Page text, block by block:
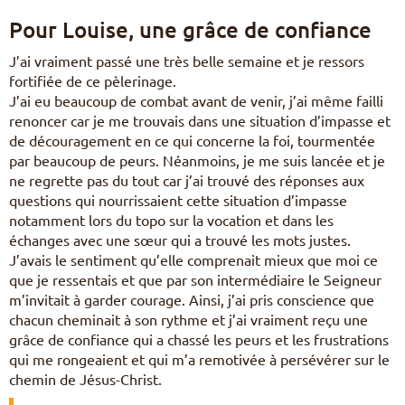
Pour Louise, une grâce de confiance
J’ai vraiment passé une très belle semaine et je ressors
fortifiée de ce pèlerinage.
J’ai eu beaucoup de combat avant de venir, j’ai même failli
renoncer car je me trouvais dans une situation d’impasse et
de découragement en ce qui concerne la foi, tourmentée
par beaucoup de peurs. Néanmoins, je me suis lancée et je
ne regrette pas du tout car j’ai trouvé des réponses aux
questions qui nourrissaient cette situation d’impasse
notamment lors du topo sur la vocation et dans les
échanges avec une sœur qui a trouvé les mots justes.
J’avais le sentiment qu’elle comprenait mieux que moi ce
que je ressentais et que par son intermédiaire le Seigneur
m’invitait à garder courage. Ainsi, j’ai pris conscience que
chacun cheminait à son rythme et j’ai vraiment reçu une
grâce de confiance qui a chassé les peurs et les frustrations
qui me rongeaient et qui m’a remotivée à persévérer sur le
chemin de Jésus-Christ.